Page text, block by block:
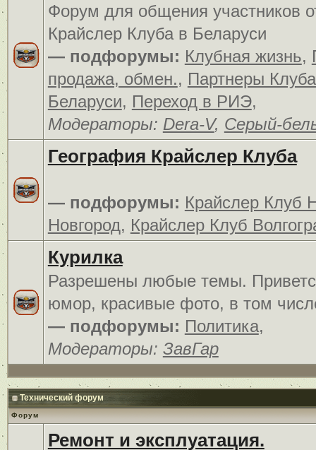
Форум для общения участников
Крайслер Клуба в Беларуси
— подфорумы: Клубная жизнь,
продажа, обмен., Партнеры
Беларуси, Переход в РИЭ,
Модераторы: Dera-V, Серый-
География Крайслер Клуба
— подфорумы: Крайслер Клуб
Новгород, Крайслер Клуб
Курилка
Разрешены любые темы.
юмор, красивые фото, в том
— подфорумы: Политика,
Модераторы: ЗавГар
Технический форум
Форум
Ремонт и эксплуатация.